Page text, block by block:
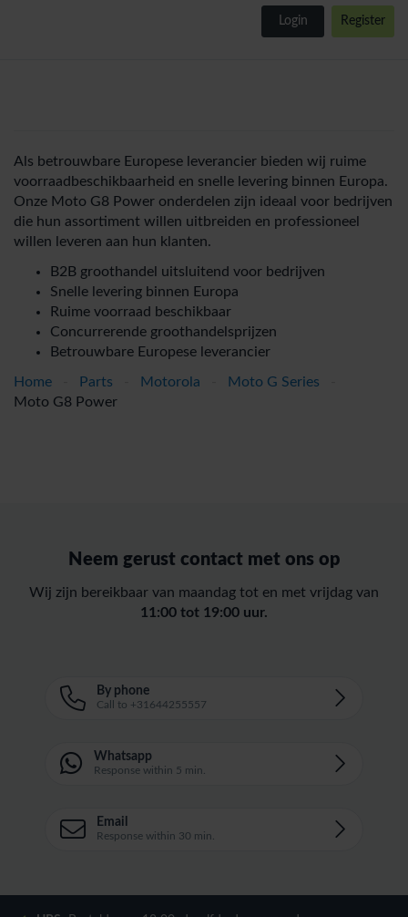
Login Register
Als betrouwbare Europese leverancier bieden wij ruime
voorraadbeschikbaarheid en snelle levering binnen Europa.
Onze Moto G8 Power onderdelen zijn ideaal voor bedrijven
die hun assortiment willen uitbreiden en professioneel
willen leveren aan hun klanten.
B2B groothandel uitsluitend voor bedrijven
Snelle levering binnen Europa
Ruime voorraad beschikbaar
Concurrerende groothandelsprijzen
Betrouwbare Europese leverancier
Home Parts Motorola Moto G Series
Moto G8 Power
Neem gerust contact met ons op
Wij zijn bereikbaar van maandag tot en met vrijdag van
11:00 tot 19:00 uur.
By phone
Call to +31644255557
Whatsapp
Response within 5 min.
Email
Response within 30 min.